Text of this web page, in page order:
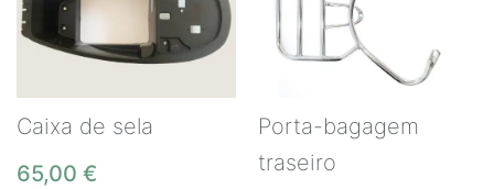
Caixa de sela
65,00 €
Porta-bagagem
traseiro